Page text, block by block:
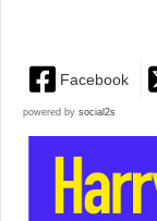
Facebook
powered by social2s